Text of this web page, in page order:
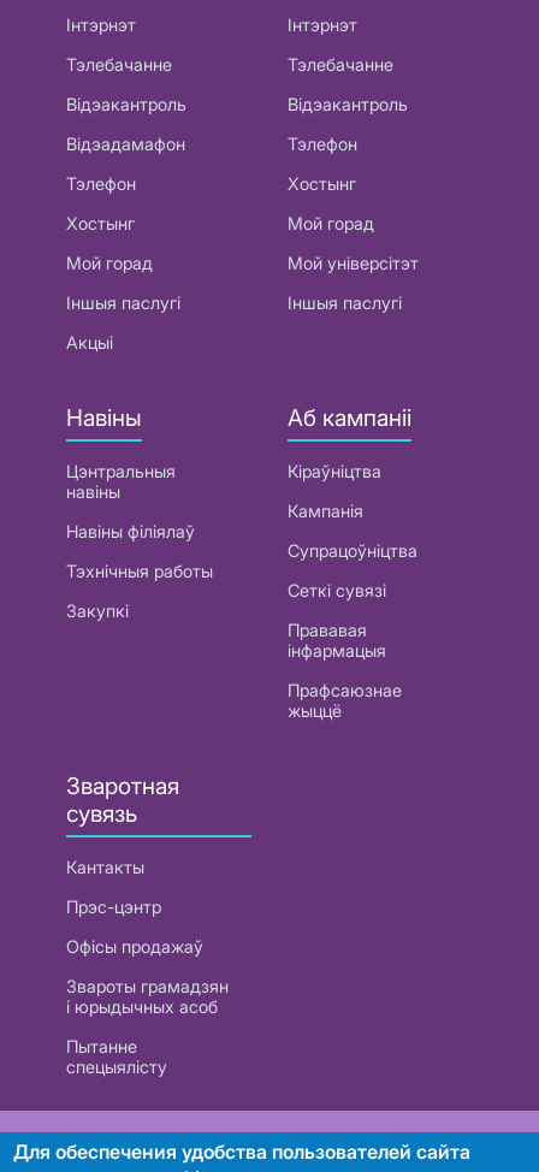
Інтэрнэт
Тэлебачанне
Відэакантроль
Відэадамафон
Тэлефон
Хостынг
Мой горад
Іншыя паслугі
Акцыі
Інтэрнэт
Тэлебачанне
Відэакантроль
Тэлефон
Хостынг
Мой горад
Мой універсітэт
Іншыя паслугі
Навіны
Цэнтральныя
навіны
Навіны філіялаў
Тэхнічныя работы
Закупкі
Аб кампаніі
Кіраўніцтва
Кампанія
Супрацоўніцтва
Сеткі сувязі
Прававая
інфармацыя
Прафсаюзнае
жыццё
Зваротная
сувязь
Кантакты
Прэс-цэнтр
Офісы продажаў
Звароты грамадзян
і юрыдычных асоб
Пытанне
спецыялісту
РУП «Белтэлекам». УНП 101007741
Для обеспечения удобства пользователей сайта